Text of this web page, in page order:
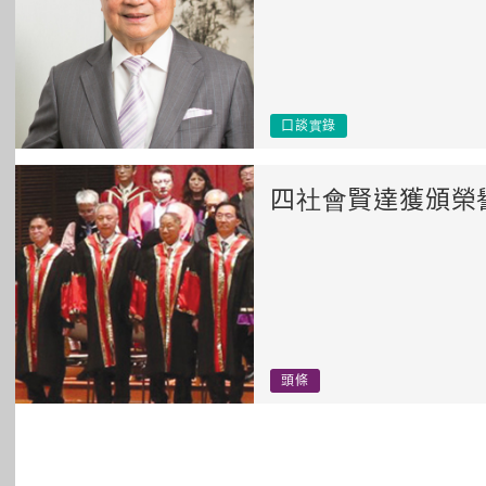
口談實錄
四社會賢達獲頒榮
頭條